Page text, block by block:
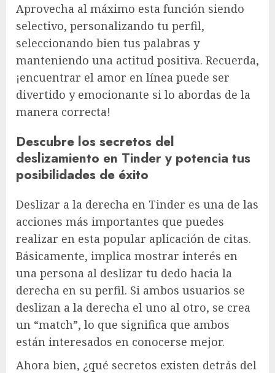
Aprovecha al máximo esta función siendo
selectivo, personalizando tu perfil,
seleccionando bien tus palabras y
manteniendo una actitud positiva. Recuerda,
¡encuentrar el amor en línea puede ser
divertido y emocionante si lo abordas de la
manera correcta!
Descubre los secretos del
deslizamiento en Tinder y potencia tus
posibilidades de éxito
Deslizar a la derecha en Tinder es una de las
acciones más importantes que puedes
realizar en esta popular aplicación de citas.
Básicamente, implica mostrar interés en
una persona al deslizar tu dedo hacia la
derecha en su perfil. Si ambos usuarios se
deslizan a la derecha el uno al otro, se crea
un “match”, lo que significa que ambos
están interesados en conocerse mejor.
Ahora bien, ¿qué secretos existen detrás del